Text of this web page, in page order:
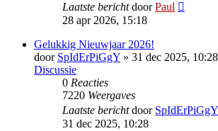
Laatste berichtdoorPaul
28 apr 2026, 15:18
Gelukkig Nieuwjaar 2026!
door SpIdErPiGgY » 31 dec 2025,
Discussie
0 Reacties
7220 Weergaves
Laatste berichtdoor SpIdErPiGgY
31 dec 2025, 10:28